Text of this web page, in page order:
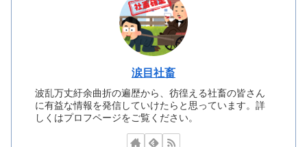
涙目社畜
波乱万丈紆余曲折の遍歴から、彷徨える社畜の皆さん
に有益な情報を発信していけたらと思っています。詳
しくはプロフページをご覧ください。